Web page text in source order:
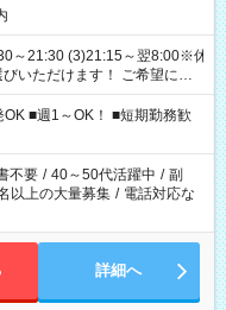
～21:30 (3)21:15～翌8:00※休
いただけます！ ご希望に合
/18-22時/20-翌4時/21-翌5
で選んで頂ける完全自由シ
■週1～OK！ ■短期勤務歓
不要 / 40～50代活躍中 / 副
以上の大量募集 / 電話対応な
詳細へ